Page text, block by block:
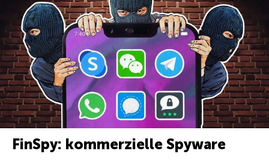
FinSpy: kommerzielle Spyware